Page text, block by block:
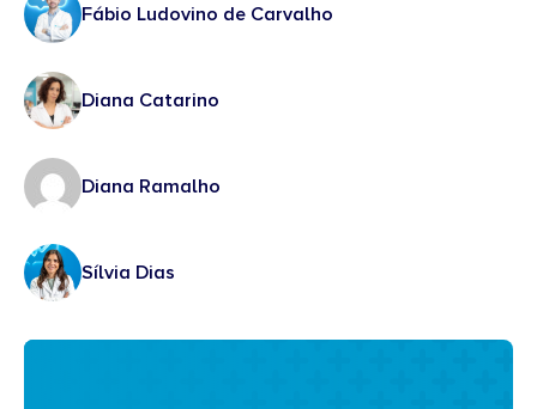
Fábio Ludovino de Carvalho
Diana Catarino
Diana Ramalho
Sílvia Dias